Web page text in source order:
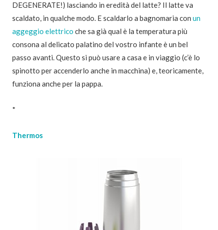
DEGENERATE!) lasciando in eredità del latte? Il latte va
scaldato, in qualche modo. E scaldarlo a bagnomaria con un
aggeggio elettrico che sa già qual è la temperatura più
consona al delicato palatino del vostro infante è un bel
passo avanti. Questo si può usare a casa e in viaggio (c’è lo
spinotto per accenderlo anche in macchina) e, teoricamente,
funziona anche per la pappa.
*
Thermos